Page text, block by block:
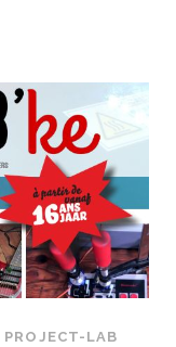
PROJECT-LAB